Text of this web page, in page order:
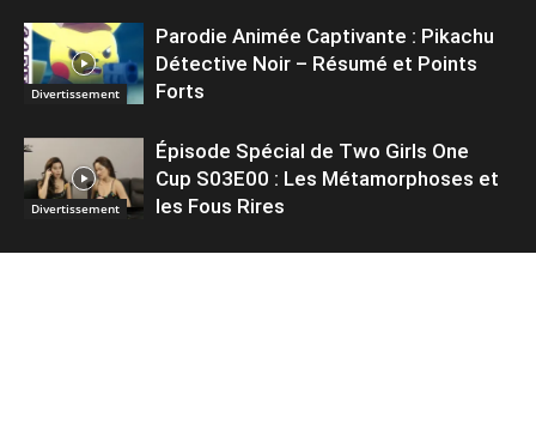
Divertissement
Parodie Animée Captivante : Pikachu
Détective Noir – Résumé et Points
Forts
Divertissement
Épisode Spécial de Two Girls One
Cup S03E00 : Les Métamorphoses et
les Fous Rires